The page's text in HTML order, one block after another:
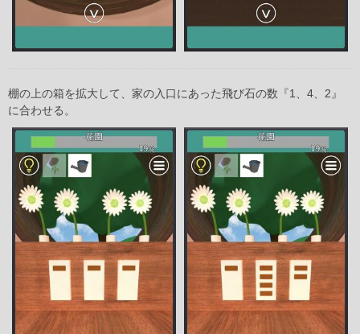
棚の上の箱を拡大して、家の入口にあった飛び石の数『1、4、2』
に合わせる。